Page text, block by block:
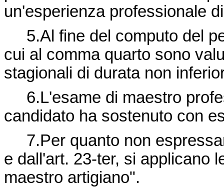
un'esperienza professionale
5.Al fine del computo del
cui al comma quarto sono
stagionali di durata non
6.L'esame di maestro
candidato ha sostenuto con
7.Per quanto non
e dall'art. 23-ter, si applicano
maestro artigiano".